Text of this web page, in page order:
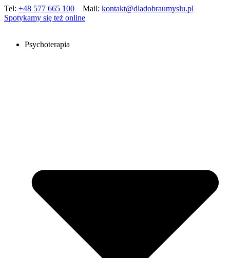
Tel: +48 577 665 100 Mail: kontakt@dladobraumyslu.pl
Spotykamy się też online
Psychoterapia